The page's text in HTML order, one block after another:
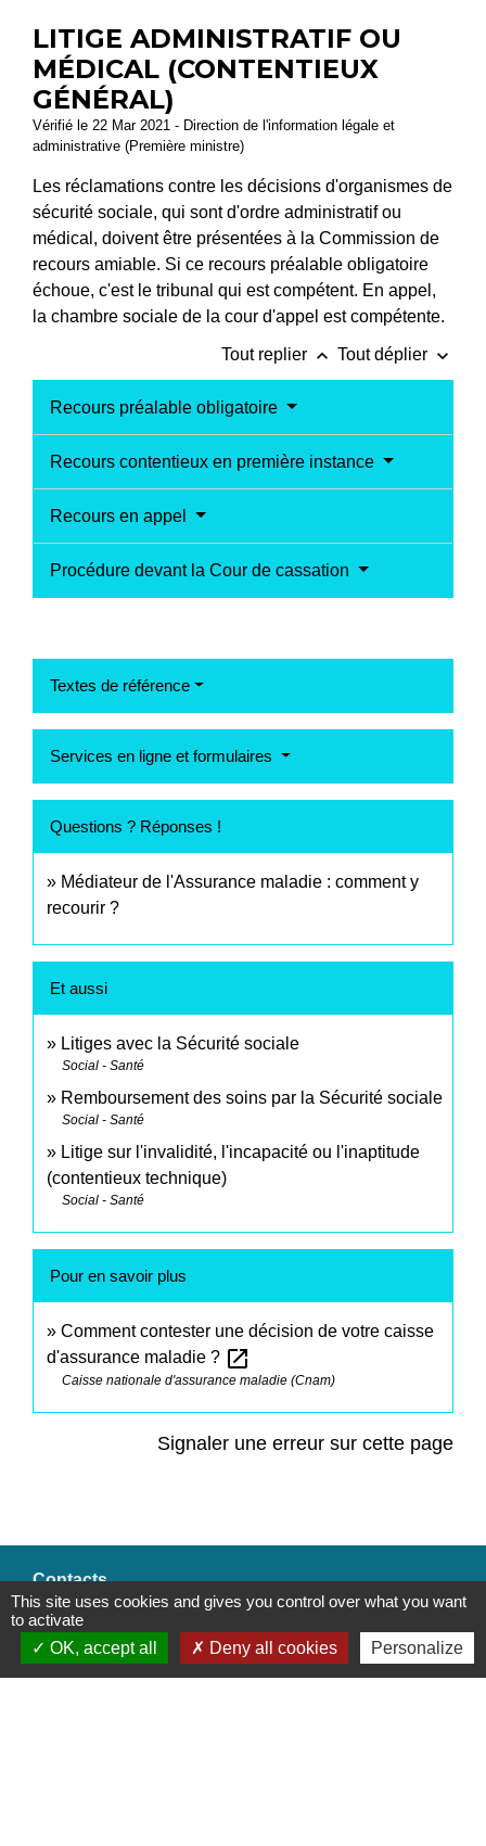
LITIGE ADMINISTRATIF OU
MÉDICAL (CONTENTIEUX
GÉNÉRAL)
Vérifié le 22 Mar 2021 - Direction de l'information légale et
administrative (Première ministre)
Les réclamations contre les décisions d'organismes de
sécurité sociale, qui sont d'ordre administratif ou
médical, doivent être présentées à la Commission de
recours amiable. Si ce recours préalable obligatoire
échoue, c'est le tribunal qui est compétent. En appel,
la chambre sociale de la cour d'appel est compétente.
Tout replier keyboard_arrow_up Tout déplier keyboard_arrow_down
Recours préalable obligatoire
Recours contentieux en première instance
Recours en appel
Procédure devant la Cour de cassation
Textes de référence
Services en ligne et formulaires
Questions ? Réponses !
Médiateur de l'Assurance maladie : comment y
recourir ?
Et aussi
Litiges avec la Sécurité sociale
Social - Santé
Remboursement des soins par la Sécurité sociale
Social - Santé
Litige sur l'invalidité, l'incapacité ou l'inaptitude
(contentieux technique)
Social - Santé
Pour en savoir plus
Comment contester une décision de votre caisse
d'assurance maladie ? open_in_new
Caisse nationale d'assurance maladie (Cnam)
Signaler une erreur sur cette page
Contacts
Commune de Saint-Mesmes
12 rue de Richebourg
This site uses cookies and gives you control over what you want
to activate
OK, accept all
Deny all cookies Personalize